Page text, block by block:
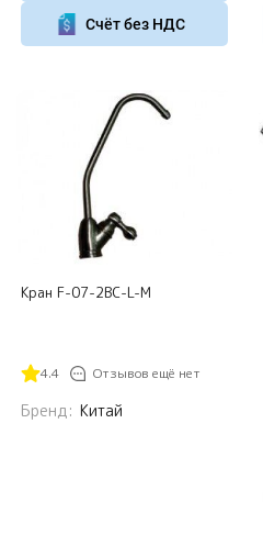
Счёт без НДС
Кран F-07-2BC-L-M
4.4 Отзывов ещё нет
Бренд: Китай